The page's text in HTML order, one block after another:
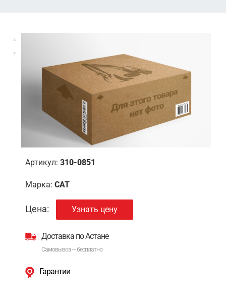
Артикул: 310-0851
Марка: CAT
Цена: Узнать цену
Доставка по Астане
Самовывоз — бесплатно
Гарантии